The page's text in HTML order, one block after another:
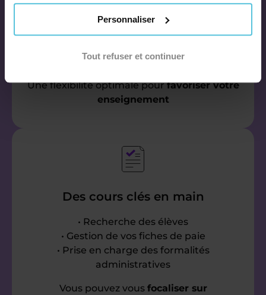
Personnaliser
Tout refuser et continuer
des élèves selon
• Vos disponibilités
• Le nombre d’heures de cours souhaité
Une flexibilité optimale pourfavoriser votre
enseignement
Des cours clés en main
• Recherche des élèves
• Gestion de vos fiches de paie
• Prise en charge des formalités
administratives
Vous pouvez vous focaliser sur